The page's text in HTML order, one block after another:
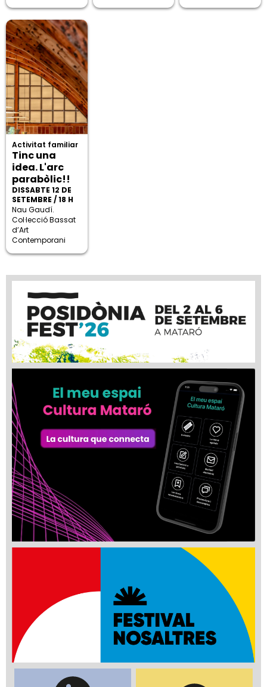
Activitat familiar
Tinc una
idea. L'arc
parabòlic!!
DISSABTE 12 DE
SETEMBRE / 18 H
Nau Gaudí.
Col·lecció Bassat
d’Art
Contemporani